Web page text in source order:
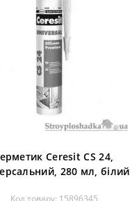
Ceresit CS 24,
280 мл, білий